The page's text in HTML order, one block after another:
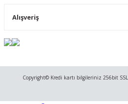
Alışveriş
Copyright© Kredi kartı bilgileriniz 256bit